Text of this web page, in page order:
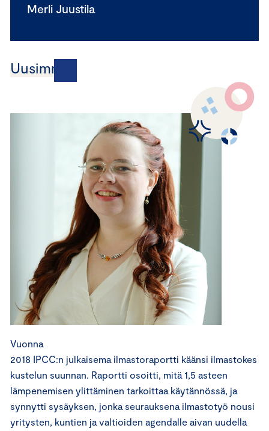
Merli Juustila
Uusimmat
Vuonna
2018 IPCC:n julkaisema ilmastoraportti käänsi ilmastokes
kustelun suunnan. Raportti osoitti, mitä 1,5 asteen
lämpenemisen ylittäminen tarkoittaa käytännössä, ja
synnytti sysäyksen, jonka seurauksena ilmastotyö nousi
yritysten, kuntien ja valtioiden agendalle aivan uudella